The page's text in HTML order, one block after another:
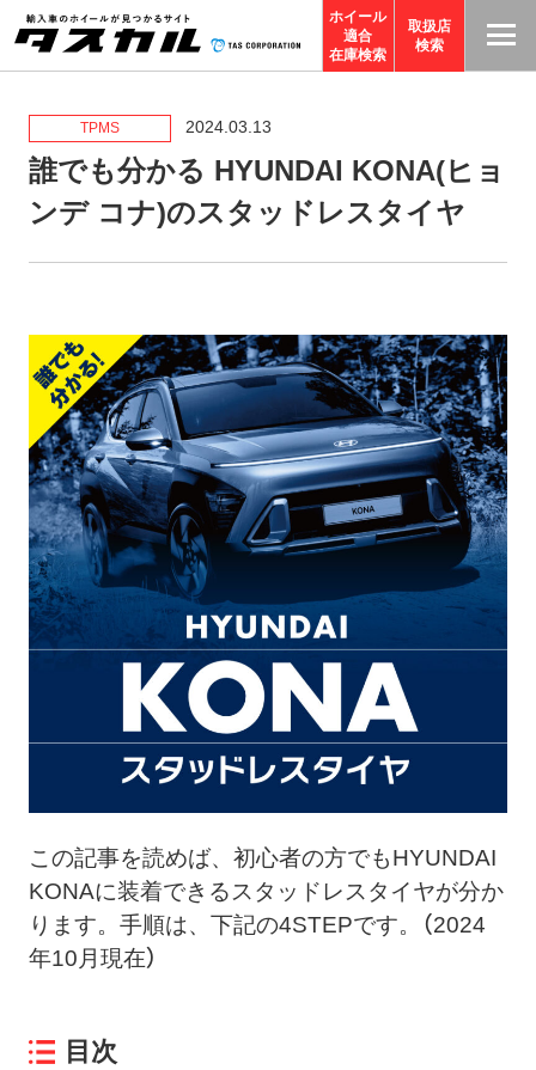
ホイール
適合
在庫検索
取扱店
検索
TPMS 2024.03.13
誰でも分かる HYUNDAI KONA(ヒョ
ンデ コナ)のスタッドレスタイヤ
この記事を読めば、初心者の方でもHYUNDAI
KONAに装着できるスタッドレスタイヤが分か
ります。手順は、下記の4STEPです。（2024
年10月現在）
目次
T
O
A
TI
O
N
サ
イ
ト
ュ
開